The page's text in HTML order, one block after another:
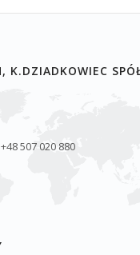
K.DZIADKOWIEC
507 020 880